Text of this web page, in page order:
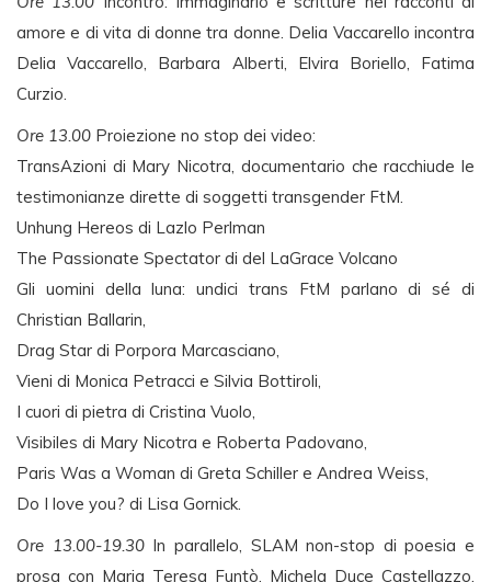
amore e di vita di donne tra donne. Delia Vaccarello incontra
Delia Vaccarello, Barbara Alberti, Elvira Boriello, Fatima
Curzio.
Ore 13.00 Proiezione no stop dei video:
TransAzioni di Mary Nicotra, documentario che racchiude le
testimonianze dirette di soggetti transgender FtM.
Unhung Hereos di Lazlo Perlman
The Passionate Spectator di del LaGrace Volcano
Gli uomini della luna: undici trans FtM parlano di sé di
Christian Ballarin,
Drag Star di Porpora Marcasciano,
Vieni di Monica Petracci e Silvia Bottiroli,
I cuori di pietra di Cristina Vuolo,
Visibiles di Mary Nicotra e Roberta Padovano,
Paris Was a Woman di Greta Schiller e Andrea Weiss,
Do I love you? di Lisa Gornick.
Ore 13.00-19.30In parallelo, SLAM non-stop di poesia e
prosa con Maria Teresa Funtò, Michela Duce Castellazzo,